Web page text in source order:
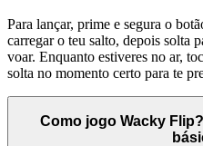
Para lançar, prime e segura o
carregar o teu salto, depois solta
voar. Enquanto estiveres no ar,
solta no momento certo para te
Como jogo Wacky